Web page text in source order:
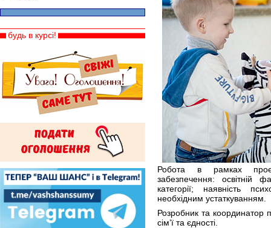
Робота в рамках
забезпечення: освітній
категорії; наявність
необхідним устаткуванням.
Розробник та координатор
сім’ї та єдності.
будь в курсі!